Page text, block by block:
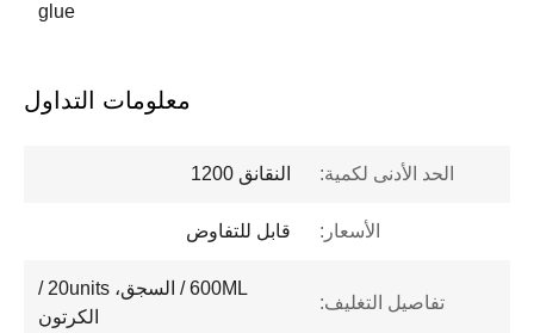
glue
معلومات التداول
الحد الأدنى لكمية: النقانق 1200
الأسعار: قابل للتفاوض
تفاصيل التغليف:
600ML / السجق، 20units /
الكرتون